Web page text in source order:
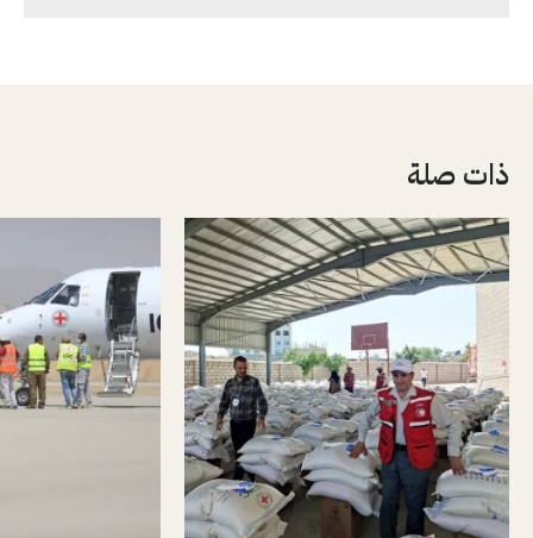
ذات صلة